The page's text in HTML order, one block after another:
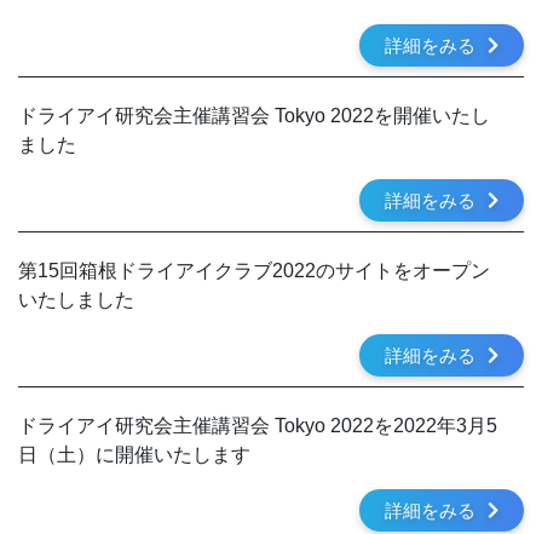
詳細をみる
ドライアイ研究会主催講習会 Tokyo 2022を開催いたし
ました
詳細をみる
第15回箱根ドライアイクラブ2022のサイトをオープン
いたしました
詳細をみる
ドライアイ研究会主催講習会 Tokyo 2022を2022年3月5
日（土）に開催いたします
詳細をみる